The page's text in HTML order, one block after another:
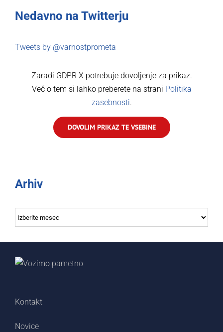
Nedavno na Twitterju
Tweets by @varnostprometa
Zaradi GDPR X potrebuje dovoljenje za prikaz.
Več o tem si lahko preberete na strani Politika
zasebnosti.
DOVOLIM PRIKAZ TE VSEBINE
Arhiv
Arhiv
Kontakt
Novice